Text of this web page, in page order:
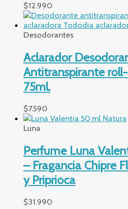
$12.990
Desodorantes
Aclarador
Antitranspirante
75ml.
$7.590
Luna
Perfume Luna
– Fragancia Chipre
y Priprioca
$31.990